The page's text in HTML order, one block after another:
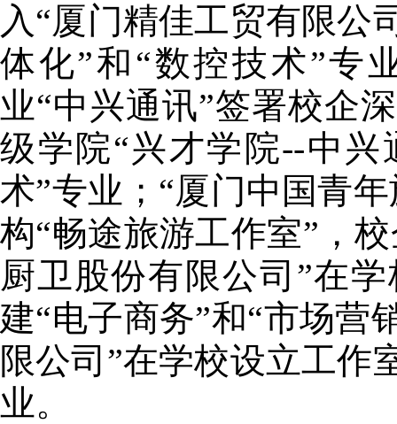
入“厦门精佳工贸有限公
体化”和“数控技术”专
业“中兴通讯”签署校企
级学院“兴才学院--中兴
术”专业；“厦门中国青
构“畅途旅游工作室”，
厨卫股份有限公司”在
建“电子商务”和“市场营
限公司”在学校设立工作
业。